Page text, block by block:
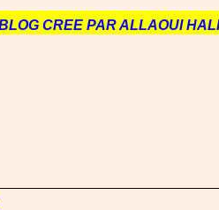
CREE PAR ALLAOUI